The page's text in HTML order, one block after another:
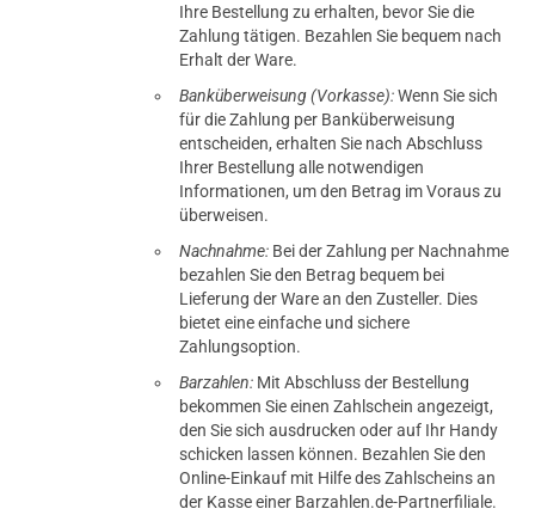
Ihre Bestellung zu erhalten, bevor Sie die
Zahlung tätigen. Bezahlen Sie bequem nach
Erhalt der Ware.
Banküberweisung (Vorkasse):Wenn Sie sich
für die Zahlung per Banküberweisung
entscheiden, erhalten Sie nach Abschluss
Ihrer Bestellung alle notwendigen
Informationen, um den Betrag im Voraus zu
überweisen.
Nachnahme: Bei der Zahlung per Nachnahme
bezahlen Sie den Betrag bequem bei
Lieferung der Ware an den Zusteller. Dies
bietet eine einfache und sichere
Zahlungsoption.
Barzahlen: Mit Abschluss der Bestellung
bekommen Sie einen Zahlschein angezeigt,
den Sie sich ausdrucken oder auf Ihr Handy
schicken lassen können. Bezahlen Sie den
Online-Einkauf mit Hilfe des Zahlscheins an
der Kasse einer Barzahlen.de-Partnerfiliale.